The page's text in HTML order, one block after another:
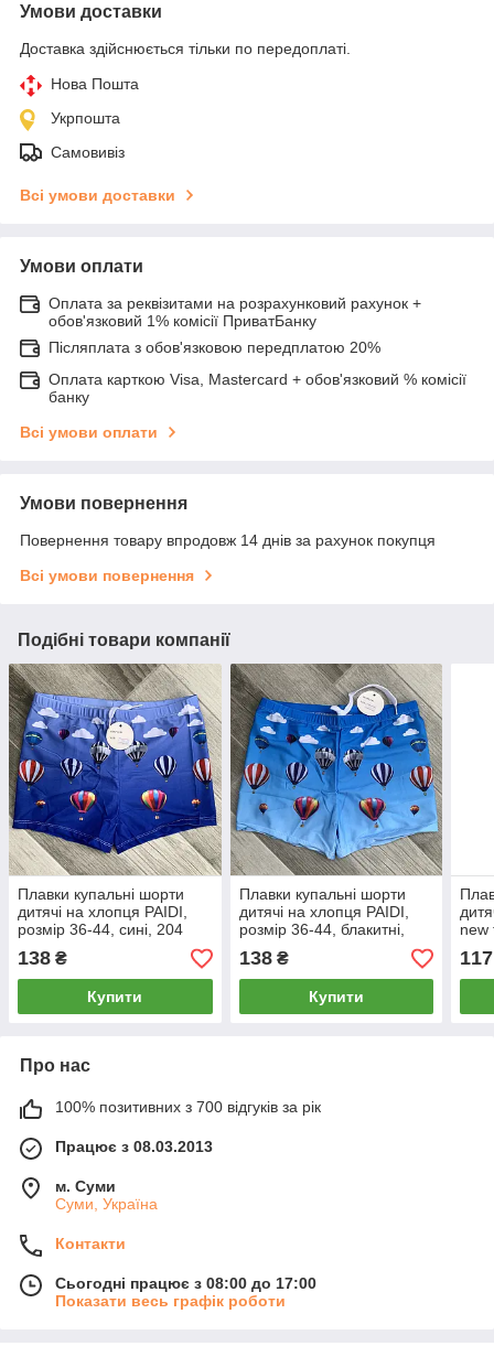
Умови доставки
Доставка здійснюється тільки по передоплаті.
Нова Пошта
Укрпошта
Самовивіз
Всі умови доставки
Умови оплати
Оплата за реквізитами на розрахунковий рахунок +
обов'язковий 1% комісії ПриватБанку
Післяплата з обов'язковою передплатою 20%
Оплата карткою Visa, Mastercard + обов'язковий % комісії
банку
Всі умови оплати
Умови повернення
Повернення товару впродовж 14 днів за рахунок покупця
Всі умови повернення
Подібні товари компанії
Плавки купальні шорти
дитячі на хлопця PAIDI,
розмір 36-44, сині, 204
138 ₴
Купити
Плавки купальні шорти
дитячі на хлопця PAIDI,
розмір 36-44, блакитні,
204
138₴
Купити
new
42
Про нас
100% позитивних з 700 відгуків за рік
Працює з 08.03.2013
м. Суми
Суми, Україна
Контакти
Сьогодні працює з 08:00 до 17:00
Показати весь графік роботи